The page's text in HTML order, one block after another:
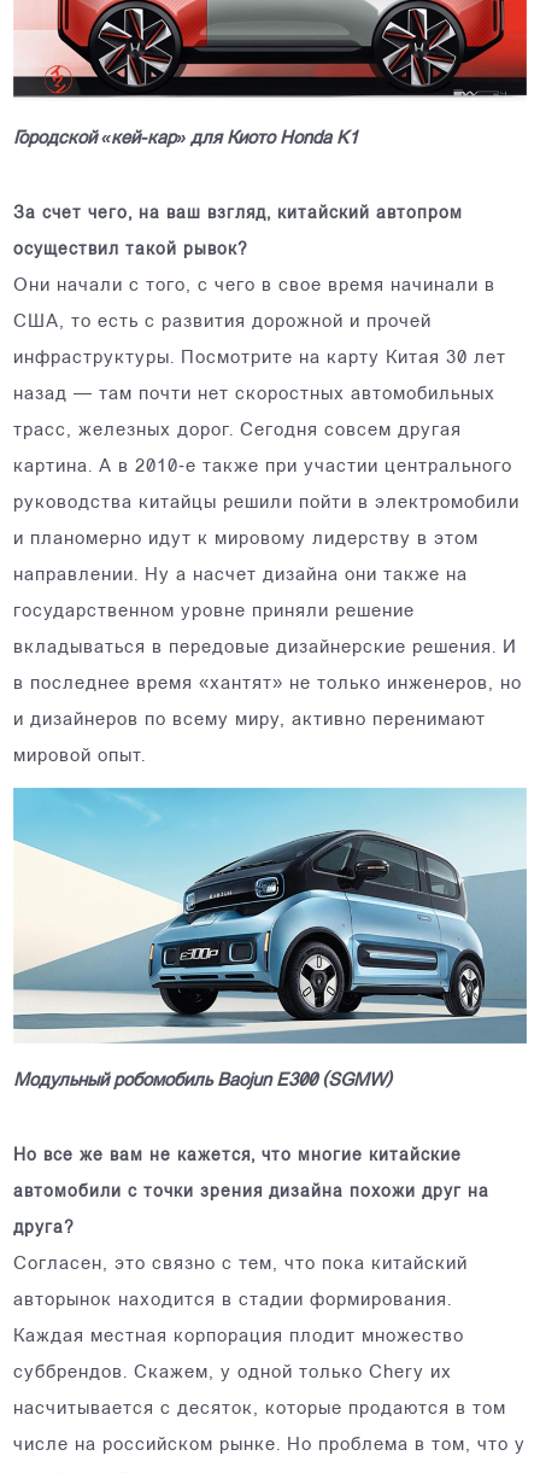
Городской «кей-кар» для Киото Honda K1
За счет чего, на ваш взгляд, китайский автопром
осуществил такой рывок?
Они начали с того, с чего в свое время начинали в
США, то есть с развития дорожной и прочей
инфраструктуры. Посмотрите на карту Китая 30 лет
назад — там почти нет скоростных автомобильных
трасс, железных дорог. Сегодня совсем другая
картина. А в 2010‑е также при участии центрального
руководства китайцы решили пойти в электромобили
и планомерно идут к мировому лидерству в этом
направлении. Ну а насчет дизайна они также на
государственном уровне приняли решение
вкладываться в передовые дизайнерские решения. И
в последнее время «хантят» не только инженеров, но
и дизайнеров по всему миру, активно перенимают
мировой опыт.
Модульный робомобиль Baojun E300 (SGMW)
Но все же вам не кажется, что многие китайские
автомобили с точки зрения дизайна похожи друг на
друга?
Согласен, это связно с тем, что пока китайский
авторынок находится в стадии формирования.
Каждая местная корпорация плодит множество
суббрендов. Скажем, у одной только Chery их
насчитывается с десяток, которые продаются в том
числе на российском рынке. Но проблема в том, что у